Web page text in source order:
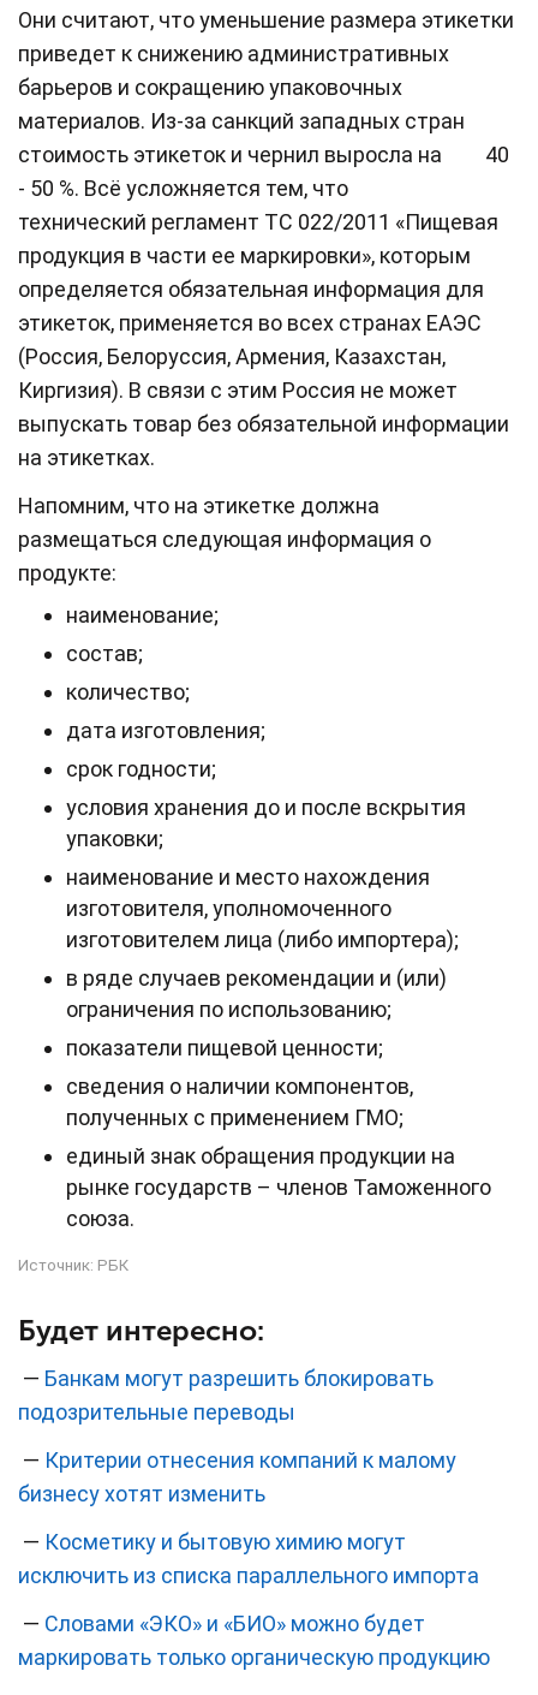
Они считают, что уменьшение размера этикетки
приведет к снижению административных
барьеров и сокращению упаковочных
материалов. Из-за санкций западных стран
стоимость этикеток и чернил выросла на 40
- 50 %. Всё усложняется тем, что
технический регламент ТС 022/2011 «Пищевая
продукция в части ее маркировки», которым
определяется обязательная информация для
этикеток, применяется во всех странах ЕАЭС
(Россия, Белоруссия, Армения, Казахстан,
Киргизия). В связи с этим Россия не может
выпускать товар без обязательной информации
на этикетках.
Напомним, что на этикетке должна
размещаться следующая информация о
продукте:
наименование;
состав;
количество;
дата изготовления;
срок годности;
условия хранения до и после вскрытия
упаковки;
наименование и место нахождения
изготовителя, уполномоченного
изготовителем лица (либо импортера);
в ряде случаев рекомендации и (или)
ограничения по использованию;
показатели пищевой ценности;
сведения о наличии компонентов,
полученных с применением ГМО;
единый знак обращения продукции на
рынке государств – членов Таможенного
союза.
Источник: РБК
Будет интересно:
— Банкам могут разрешить блокировать
подозрительные переводы
— Критерии отнесения компаний к малому
бизнесу хотят изменить
— Косметику и бытовую химию могут
исключить из списка параллельного импорта
— Словами «ЭКО» и «БИО» можно будет
маркировать только органическую продукцию